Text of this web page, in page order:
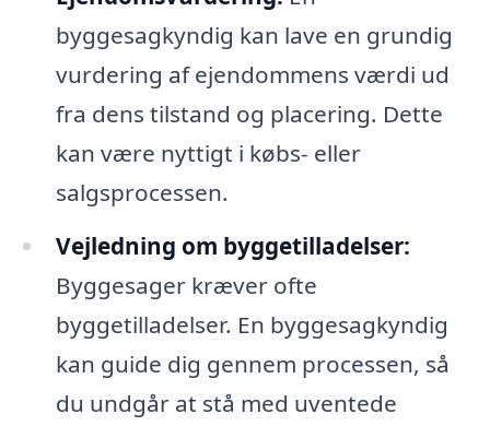
byggesagkyndig kan lave en grundig
vurdering af ejendommens værdi ud
fra dens tilstand og placering. Dette
kan være nyttigt i købs- eller
salgsprocessen.
Vejledning om byggetilladelser:
Byggesager kræver ofte
byggetilladelser. En byggesagkyndig
kan guide dig gennem processen, så
du undgår at stå med uventede